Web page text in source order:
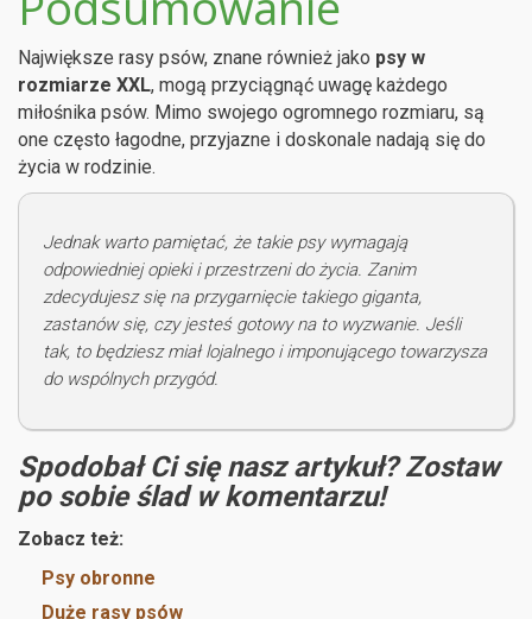
Największe rasy psów, znane również jako psy w
rozmiarze XXL, mogą przyciągnąć uwagę każdego
miłośnika psów. Mimo swojego ogromnego rozmiaru, są
one często łagodne, przyjazne i doskonale nadają się do
życia w rodzinie.
Jednak warto pamiętać, że takie psy wymagają
odpowiedniej opieki i przestrzeni do życia. Zanim
zdecydujesz się na przygarnięcie takiego giganta,
zastanów się, czy jesteś gotowy na to wyzwanie. Jeśli
tak, to będziesz miał lojalnego i imponującego towarzysza
do wspólnych przygód.
Spodobał Ci się nasz artykuł? Zostaw
po sobie ślad w komentarzu!
Zobacz też:
Psy obronne
Duże rasy psów